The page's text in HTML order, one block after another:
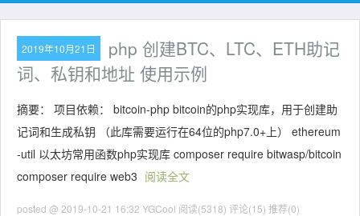
2019年10月21日
php 创建BTC、LTC、ETH助记
词、私钥和地址 使用示例
摘要： 项目依赖： bitcoin-php bitcoin的php实现库，用于创建助
记词和生成私钥 （此库需要运行在64位的php7.0+上） ethereum
-util 以太坊常用函数php实现库 composer require bitwasp/bitcoin
composer require web3 阅读全文
posted @ 2019-10-21 16:32 YGCool 阅读(5318) 评论(15) 推荐(0)